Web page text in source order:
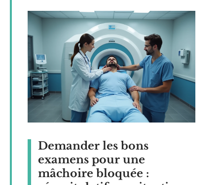
Demander les bons
examens pour une
mâchoire bloquée :